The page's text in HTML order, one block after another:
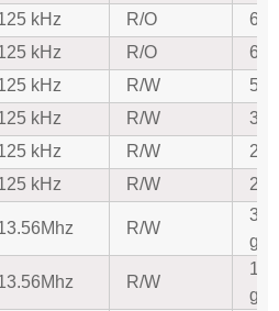
kHz R/O
64-
kHz R/O
64-
kHz R/W
kHz R/W
kHz R/W
kHz R/W
R/W
320
R/W
1K-